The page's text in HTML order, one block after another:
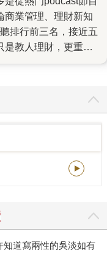
商業管理、理財新知
排行前三名，接近五
是教人理財，更重要
，雖然出版頻率不
維持寫作習慣，因為
非常喜歡寫，這是
的題材來磨練我自
的途徑 寫作的確是她
學過珠寶鑑定、品
有興趣探索學
現在成為成功企業
在別人眼中是光鮮亮
道寫兩性的吳淡如有